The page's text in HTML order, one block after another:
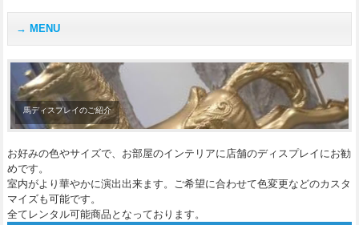
MENU
馬ディスプレイのご紹介
お好みの色やサイズで、お部屋のインテリアに店舗のディスプレイにお勧
めです。
室内がより華やかに演出出来ます。ご希望に合わせて色変更などのカスタ
マイズも可能です。
全てレンタル可能商品となっております。